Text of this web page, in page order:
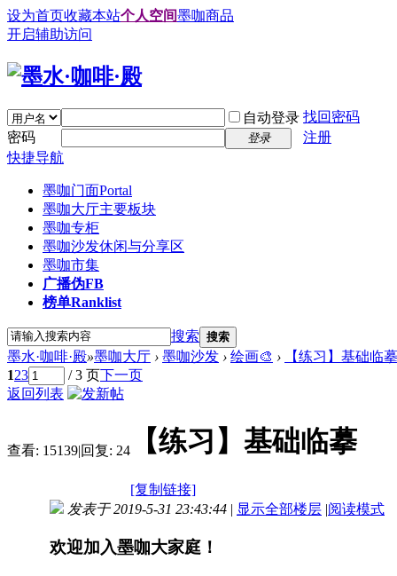
设为首页收藏本站个人空间墨咖商品
开启辅助访问
自动登录 找回密码
密码
登录
注册
快捷导航
墨咖门面Portal
墨咖大厅主要板块
墨咖专柜
墨咖沙发休闲与分享区
墨咖市集
广播伪FB
榜单Ranklist
搜索 搜索
墨水·咖啡·殿»墨咖大厅 › 墨咖沙发 › 绘画🎨 ›
【练习】基础临摹
123 / 3 页下一页
返回列表
查看: 15139|回复: 24 【练习】基础临摹
[复制链接]
发表于 2019-5-31 23:43:44 | 显示全部楼层 |阅读模式
欢迎加入墨咖大家庭！